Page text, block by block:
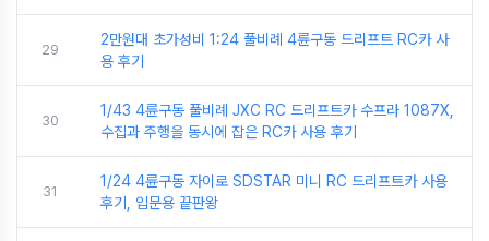
29
2만원대 초가성비 1:24 풀비례 4륜구동 드리프트 RC카 사
용 후기
30
1/43 4륜구동 풀비례 JXC RC 드리프트카 수프라 1087X,
수집과 주행을 동시에 잡은 RC카 사용 후기
31
1/24 4륜구동 자이로 SDSTAR 미니 RC 드리프트카 사용
후기, 입문용 끝판왕